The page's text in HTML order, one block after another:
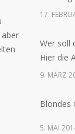
17.
Wer soll
Hier die
9. MÄRZ
Blondes
5. MAI